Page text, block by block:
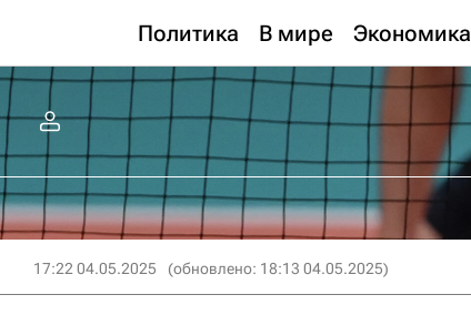
Политика В мире Экономика
17:22 04.05.2025 (обновлено: 18:13 04.05.2025)